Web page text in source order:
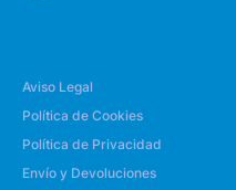
Aviso Legal
Política de Cookies
Política de Privacidad
Envío y Devoluciones